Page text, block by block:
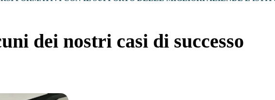
dei nostri casi di successo